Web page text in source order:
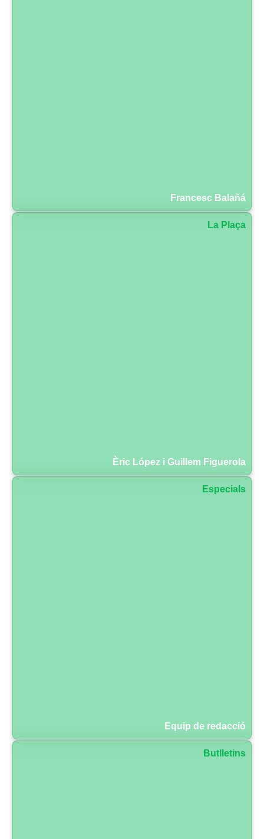
Francesc Balañá
La Plaça
Èric López i Guillem Figuerola
Especials
Equip de redacció
Butlletins